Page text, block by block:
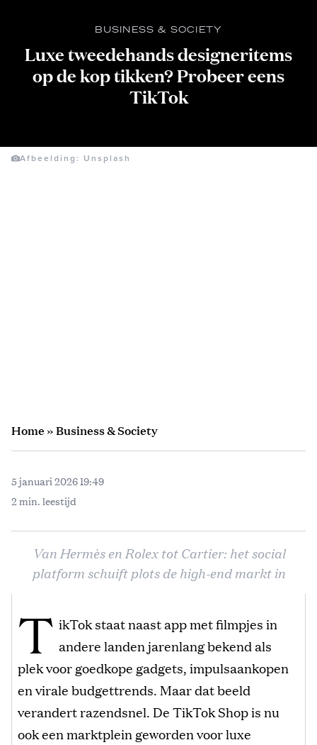
BUSINESS & SOCIETY
Luxe tweedehands designeritems
op de kop tikken? Probeer eens
TikTok
Afbeelding: Unsplash
Home»Business & Society
5 januari 2026 19:49
2 min. leestijd
Van Hermès en Rolex tot Cartier: het social
platform schuift plots de high-end markt in
T ikTok staat naast app met filmpjes in
andere landen jarenlang bekend als
plek voor goedkope gadgets, impulsaankopen
en virale budgettrends. Maar dat beeld
verandert razendsnel. De TikTok Shop is nu
ook een marktplein geworden voor luxe